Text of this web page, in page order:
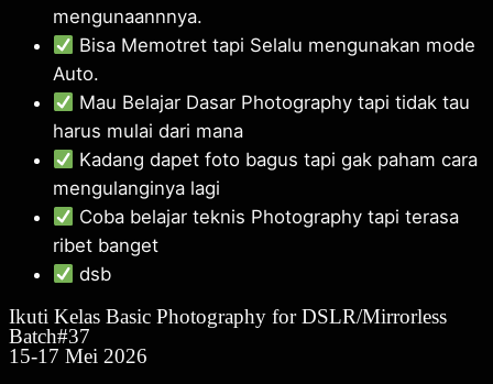
mengunaannnya.
Bisa Memotret tapi Selalu mengunakan mode
Auto.
Mau Belajar Dasar Photography tapi tidak tau
harus mulai dari mana
Kadang dapet foto bagus tapi gak paham cara
mengulanginya lagi
Coba belajar teknis Photography tapi terasa
ribet banget
dsb
Ikuti Kelas Basic Photography for DSLR/Mirrorless
Batch#37
15-17 Mei 2026